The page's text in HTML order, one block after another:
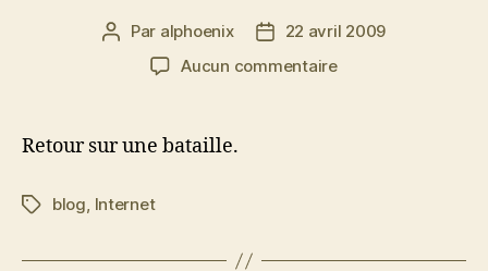
Auteur
l’article
Par alphoenix
Date22 avril 2009
Aucun commentairesur
sait
Retour sur une bataille.
Étiquettes
blog, Internet